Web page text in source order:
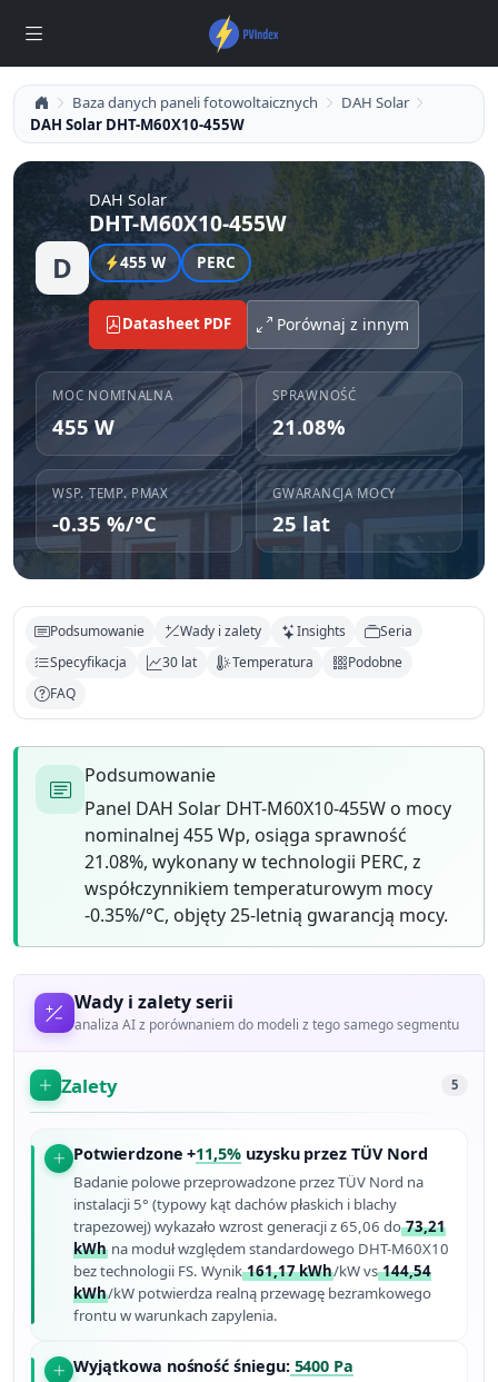
Baza danych paneli fotowoltaicznych
DAH Solar
DAH Solar DHT-M60X10-455W
D
DAH Solar
DHT-M60X10-455W
455 W PERC
Datasheet PDF Porównaj z innym
MOC NOMINALNA
455 W
SPRAWNOŚĆ
21.08%
WSP. TEMP. PMAX
-0.35 %/°C
GWARANCJA MOCY
25 lat
Podsumowanie Wady i zalety Insights
Seria
Specyfikacja
30 lat Temperatura
Podobne
FAQ
Podsumowanie
Panel DAH Solar DHT-M60X10-455W o mocy
nominalnej 455 Wp, osiąga sprawność
21.08%, wykonany w technologii PERC, z
współczynnikiem temperaturowym mocy
-0.35%/°C, objęty 25-letnią gwarancją mocy.
Wady i zalety serii
analiza AI z porównaniem do modeli z tego samego segmentu
Zalety 5
Potwierdzone +11,5% uzysku przez TÜV Nord
Badanie polowe przeprowadzone przez TÜV Nord na
instalacji 5° (typowy kąt dachów płaskich i blachy
trapezowej) wykazało wzrost generacji z 65,06 do73,21
kWh na moduł względem standardowego DHT-M60X10
bez technologii FS. Wynik161,17 kWh/kW vs144,54
kWh/kW potwierdza realną przewagę bezramkowego
frontu w warunkach zapylenia.
Wyjątkowa nośność śniegu:5400 Pa